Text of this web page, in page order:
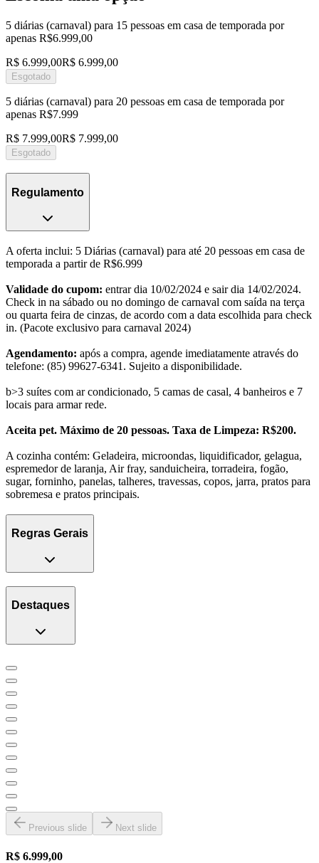
5 diárias (carnaval) para 15 pessoas em casa de temporada por
apenas R$6.999,00
R$ 6.999,00R$ 6.999,00
Esgotado
5 diárias (carnaval) para 20 pessoas em casa de temporada por
apenas R$7.999
R$ 7.999,00R$ 7.999,00
Esgotado
Regulamento
A oferta inclui: 5 Diárias (carnaval) para até 20 pessoas em casa de
temporada a partir de R$6.999
Validade do cupom: entrar dia 10/02/2024 e sair dia 14/02/2024.
Check in na sábado ou no domingo de carnaval com saída na terça
ou quarta feira de cinzas, de acordo com a data escolhida para check
in. (Pacote exclusivo para carnaval 2024)
Agendamento: após a compra, agende imediatamente através do
telefone: (85) 99627-6341. Sujeito a disponibilidade.
b>3 suítes com ar condicionado, 5 camas de casal, 4 banheiros e 7
locais para armar rede.
Aceita pet. Máximo de 20 pessoas. Taxa de Limpeza: R$200.
A cozinha contém: Geladeira, microondas, liquidificador, gelagua,
espremedor de laranja, Air fray, sanduicheira, torradeira, fogão,
sugar, forninho, panelas, talheres, travessas, copos, jarra, pratos para
sobremesa e pratos principais.
Regras Gerais
Destaques
Previous slide Next slide
R$ 6.999,00